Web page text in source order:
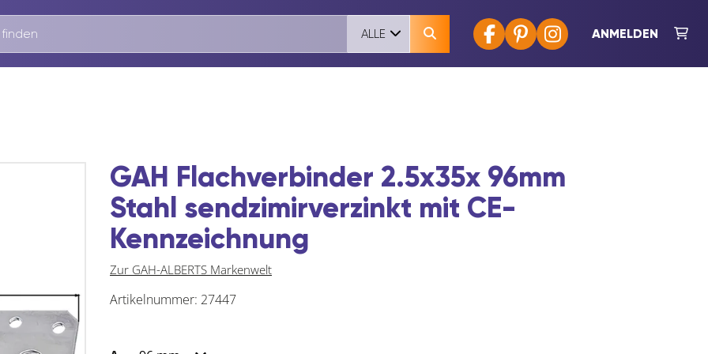
ANMELDEN
ALLE
GAH Flachverbinder 2.5x35x 96mm
Stahl sendzimirverzinkt mit CE-
Kennzeichnung
Zur GAH-ALBERTS Markenwelt
Artikelnummer: 27447